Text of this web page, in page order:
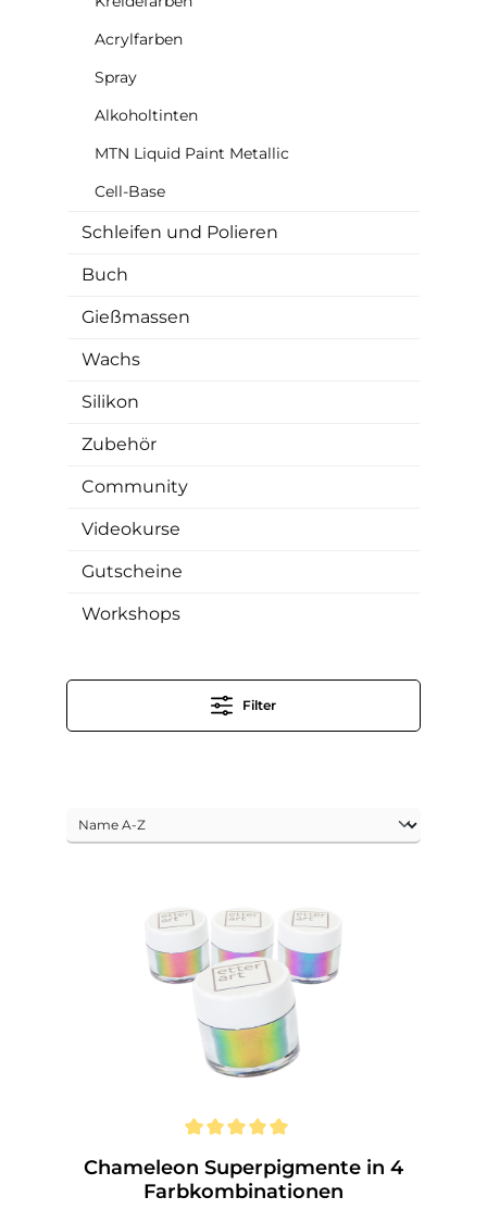
Acrylfarben
Spray
Alkoholtinten
MTN Liquid Paint Metallic
Cell-Base
Schleifen und Polieren
Buch
Gießmassen
Wachs
Silikon
Zubehör
Community
Videokurse
Gutscheine
Workshops
Filter
Chameleon Superpigmente in 4
Farbkombinationen